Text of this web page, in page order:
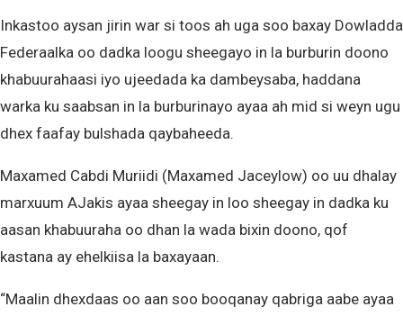
Inkastoo aysan jirin war si toos ah uga soo baxay Dowladda
Federaalka oo dadka loogu sheegayo in la burburin doono
khabuurahaasi iyo ujeedada ka dambeysaba, haddana
warka ku saabsan in la burburinayo ayaa ah mid si weyn ugu
dhex faafay bulshada qaybaheeda.
Maxamed Cabdi Muriidi (Maxamed Jaceylow) oo uu dhalay
marxuum AJakis ayaa sheegay in loo sheegay in dadka ku
aasan khabuuraha oo dhan la wada bixin doono, qof
kastana ay ehelkiisa la baxayaan.
“Maalin dhexdaas oo aan soo booqanay qabriga aabe ayaa